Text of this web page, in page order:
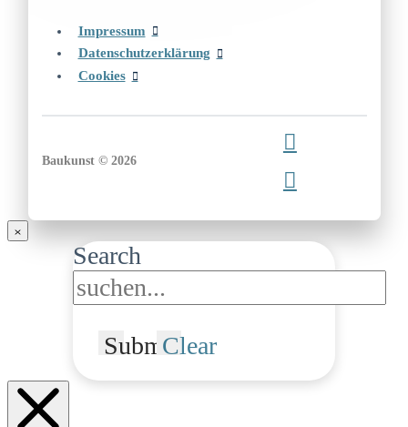
Impressum
Datenschutzerklärung
Cookies
Baukunst © 2026
Search
SubmitClear